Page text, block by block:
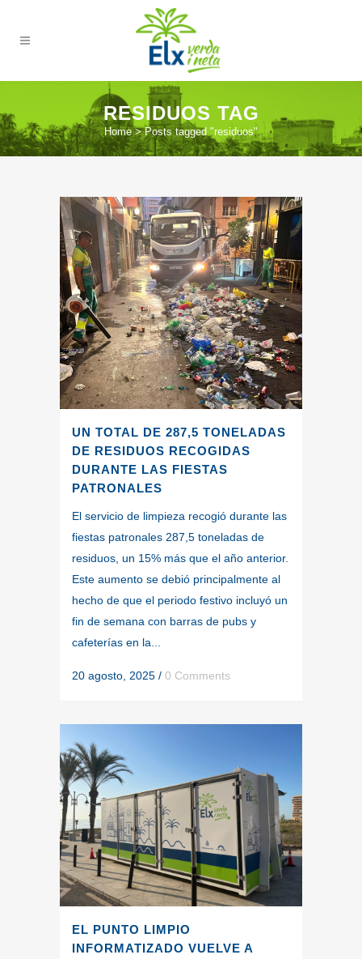
RESIDUOS TAG
Home>Posts tagged "residuos"
UN TOTAL DE 287,5 TONELADAS
DE RESIDUOS RECOGIDAS
DURANTE LAS FIESTAS
PATRONALES
El servicio de limpieza recogió durante las
fiestas patronales 287,5 toneladas de
residuos, un 15% más que el año anterior.
Este aumento se debió principalmente al
hecho de que el periodo festivo incluyó un
fin de semana con barras de pubs y
cafeterías en la...
20 agosto, 2025 / 0 Comments
EL PUNTO LIMPIO
INFORMATIZADO VUELVE A